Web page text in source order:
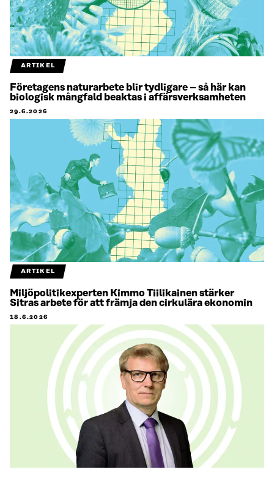
ARTIKEL
Företagens naturarbete blir tydligare – så här kan
biologisk mångfald beaktas i affärsverksamheten
29.6.2026
ARTIKEL
Miljöpolitikexperten Kimmo Tiilikainen stärker
Sitras arbete för att främja den cirkulära ekonomin
18.6.2026